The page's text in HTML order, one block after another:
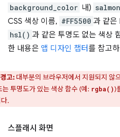
background_color 내) salmon
CSS 색상 이름, #FF5500 과 같은
hsl() 과 같은 투명도 없는 색상
한 내용은 앱 디자인 챕터를 참고
경고: 대부분의 브라우저에서 지원되지 않
는 투명도가 있는 색상 함수 (예: rgba())
.
스플래시 화면